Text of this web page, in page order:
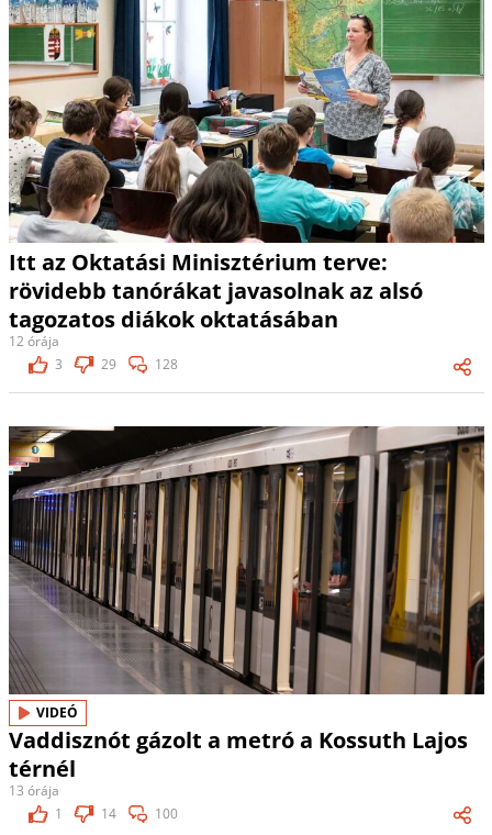
Itt az Oktatási Minisztérium terve:
rövidebb tanórákat javasolnak az alsó
tagozatos diákok oktatásában
12 órája
3
29 128
VIDEÓ
Vaddisznót gázolt a metró a Kossuth Lajos
térnél
13 órája
1
14 100